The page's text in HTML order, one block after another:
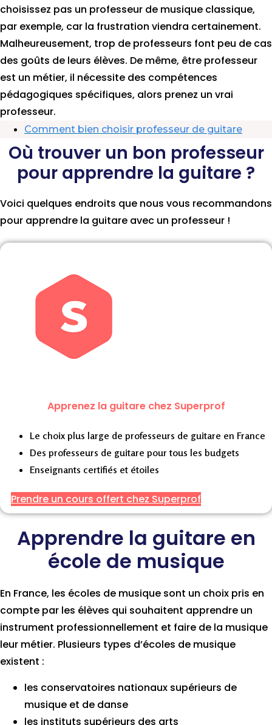
choisissez pas un professeur de musique classique,
par exemple, car la frustration viendra certainement.
Malheureusement, trop de professeurs font peu de cas
des goûts de leurs élèves. De même, être professeur
est un métier, il nécessite des compétences
pédagogiques spécifiques, alors prenez un vrai
professeur.
Comment bien choisir professeur de guitare
Où trouver un bon professeur
pour apprendre la guitare ?
Voici quelques endroits que nous vous recommandons
pour apprendre la guitare avec un professeur !
Apprenez la guitare chez Superprof
Le choix plus large de professeurs de guitare en France
Des professeurs de guitare pour tous les budgets
Enseignants certifiés et étoiles
Prendre un cours offert chez Superprof
Apprendre la guitare en
école de musique
En France, les écoles de musique sont un choix pris en
compte par les élèves qui souhaitent apprendre un
instrument professionnellement et faire de la musique
leur métier. Plusieurs types d’écoles de musique
existent :
les conservatoires nationaux supérieurs de
musique et de danse
les instituts supérieurs des arts